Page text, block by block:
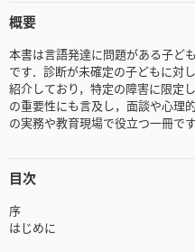
概要
本書は言語発達に問題がある子ど
です．診断が未確定の子どもに対
紹介しており，特定の障害に限定
の重要性にも言及し，面談や心理
の実務や教育現場で役立つ一冊です
目次
序
はじめに